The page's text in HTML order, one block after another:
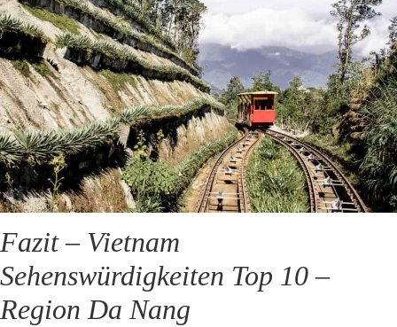
Fazit – Vietnam
Sehenswürdigkeiten Top 10 –
Region Da Nang